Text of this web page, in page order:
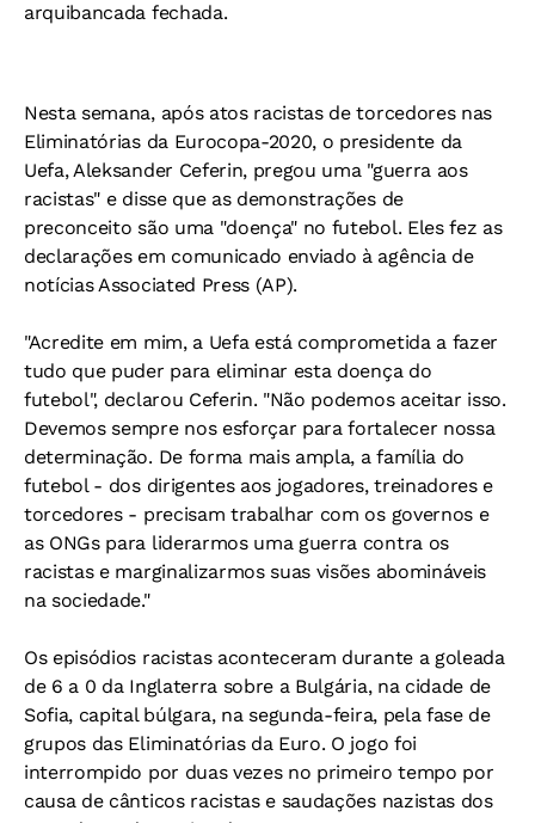
arquibancada fechada.
Nesta semana, após atos racistas de torcedores nas
Eliminatórias da Eurocopa-2020, o presidente da
Uefa, Aleksander Ceferin, pregou uma "guerra aos
racistas" e disse que as demonstrações de
preconceito são uma "doença" no futebol. Eles fez as
declarações em comunicado enviado à agência de
notícias Associated Press (AP).
"Acredite em mim, a Uefa está comprometida a fazer
tudo que puder para eliminar esta doença do
futebol", declarou Ceferin. "Não podemos aceitar isso.
Devemos sempre nos esforçar para fortalecer nossa
determinação. De forma mais ampla, a família do
futebol - dos dirigentes aos jogadores, treinadores e
torcedores - precisam trabalhar com os governos e
as ONGs para liderarmos uma guerra contra os
racistas e marginalizarmos suas visões abomináveis
na sociedade."
Os episódios racistas aconteceram durante a goleada
de 6 a 0 da Inglaterra sobre a Bulgária, na cidade de
Sofia, capital búlgara, na segunda-feira, pela fase de
grupos das Eliminatórias da Euro. O jogo foi
interrompido por duas vezes no primeiro tempo por
causa de cânticos racistas e saudações nazistas dos